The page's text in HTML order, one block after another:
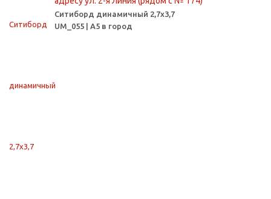
Ситиборд динамичный 2,7х3,7
UM_055 | А5 в город